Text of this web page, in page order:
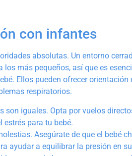
con infantes
absolutas. Un entorno
más pequeños, así que es
Ellos pueden ofrecer
respiratorios.
son iguales. Opta por vuelos
estrés para tu bebé.
Asegúrate de que el bebé
ayudar a equilibrar la presión en